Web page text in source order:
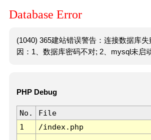
Database Error
(1040) 365建站错误警告：连接数据库
因：1、数据库密码不对; 2、mysql未启动
PHP Debug
No. File
1
/index.php